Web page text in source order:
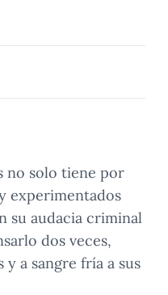
no solo tiene por
experimentados
su audacia criminal
dos veces,
y a sangre fría a sus